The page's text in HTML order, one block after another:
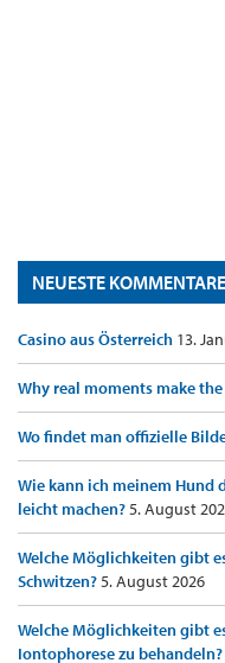
NEUESTE KOMMENTARE
Casino aus Österreich 13.
Why real moments make
Wo findet man offizielle
Wie kann ich meinem
leicht machen?5. August
Welche Möglichkeiten gibt
Schwitzen?5. August 2026
Welche Möglichkeiten gibt
Iontophorese zu behandeln?